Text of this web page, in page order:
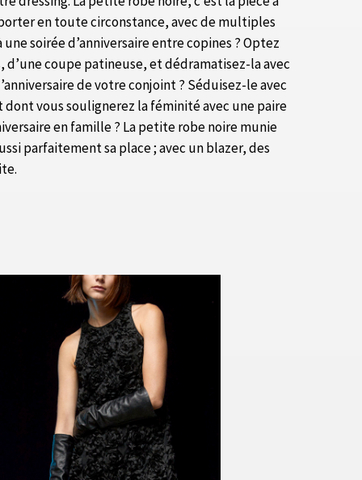
en toute circonstance, avec de multiples
soirée d’anniversaire entre copines ? Optez
coupe patineuse, et dédramatisez-la avec
de votre conjoint ? Séduisez-le avec
vous soulignerez la féminité avec une paire
en famille ? La petite robe noire munie
parfaitement sa place ; avec un blazer, des